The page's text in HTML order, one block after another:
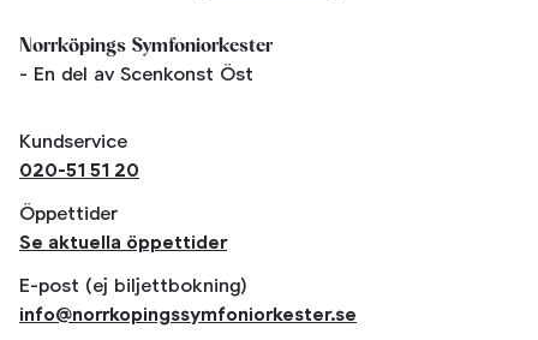
Norrköpings Symfoniorkester
- En del av Scenkonst Öst
Kundservice
020-51 51 20
Öppettider
Se aktuella öppettider
E-post (ej biljettbokning)
info@norrkopingssymfoniorkester.se